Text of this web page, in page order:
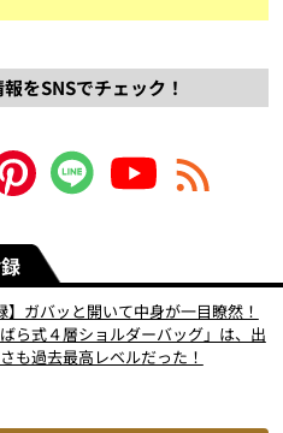
をSNSでチェック！
】ガバッと開いて中身が一目瞭然！
ら式４層ショルダーバッグ」は、出
も過去最高レベルだった！